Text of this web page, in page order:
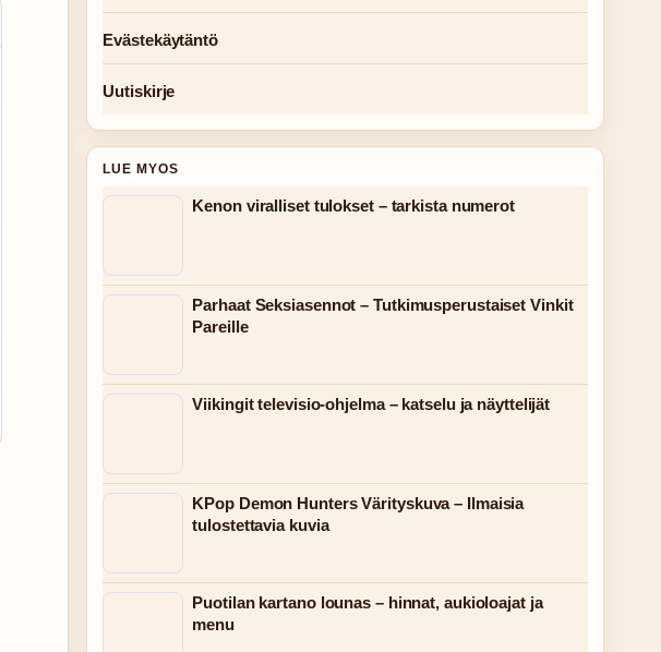
Evästekäytäntö
Uutiskirje
LUE MYOS
Kenon viralliset tulokset – tarkista numerot
Parhaat Seksiasennot – Tutkimusperustaiset Vinkit
Pareille
Viikingit televisio-ohjelma – katselu ja näyttelijät
KPop Demon Hunters Värityskuva – Ilmaisia
tulostettavia kuvia
Puotilan kartano lounas – hinnat, aukioloajat ja
menu